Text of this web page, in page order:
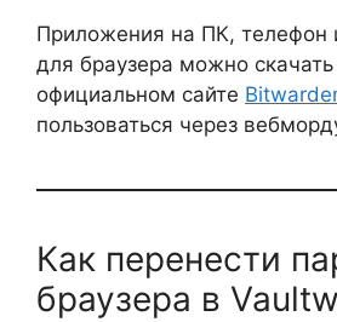
Приложения на ПК, телефон
для браузера можно скачать
официальном сайте
пользоваться через
Как перенести
браузера в